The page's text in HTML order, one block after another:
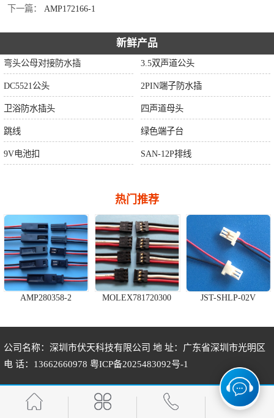
下一篇：
AMP172166-1
新鲜产品
弯头公母对接防水插 3.5双声道公头
DC5521公头 2PIN端子防水插
卫浴防水插头 四声道母头
跳线 绿色端子台
9V电池扣 SAN-12P排线
热门推荐
AMP280358-2 MOLEX781720300 JST-SHLP-02V
HRS-DF13-3S
公司名称：深圳市伏天科技有限公司 地 址：广东省深圳市光明区
电 话：13662660978 粤ICP备2025483092号-1